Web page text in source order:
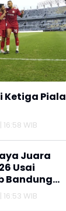
Ketiga Piala
WIB
Juara
Usai
Bandung
WIB